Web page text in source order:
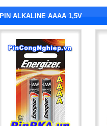
PIN ALKALINE AAAA 1,5V